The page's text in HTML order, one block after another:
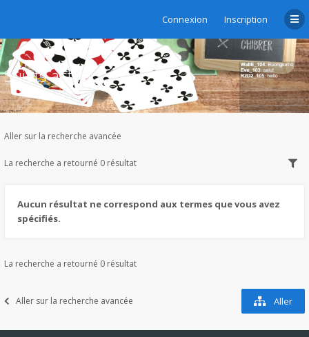
Connexion Inscription
Sujets actifs
Aller sur la recherche avancée
La recherche a retourné 0 résultat
Aucun résultat ne correspond aux termes que vous avez
spécifiés.
La recherche a retourné 0 résultat
Aller sur la recherche avancée Aller